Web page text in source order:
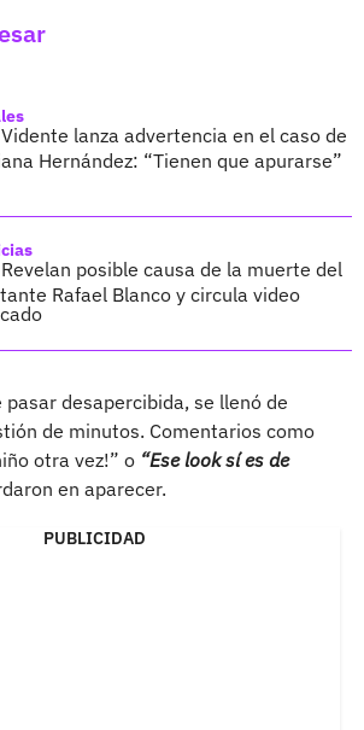
Vidente lanza advertencia en el caso de
Hernández: “Tienen que apurarse”
Revelan posible causa de la muerte del
Rafael Blanco y circula video
pasar desapercibida, se llenó de
de minutos. Comentarios como
otra vez!” o “Ese look sí es de
en aparecer.
PUBLICIDAD